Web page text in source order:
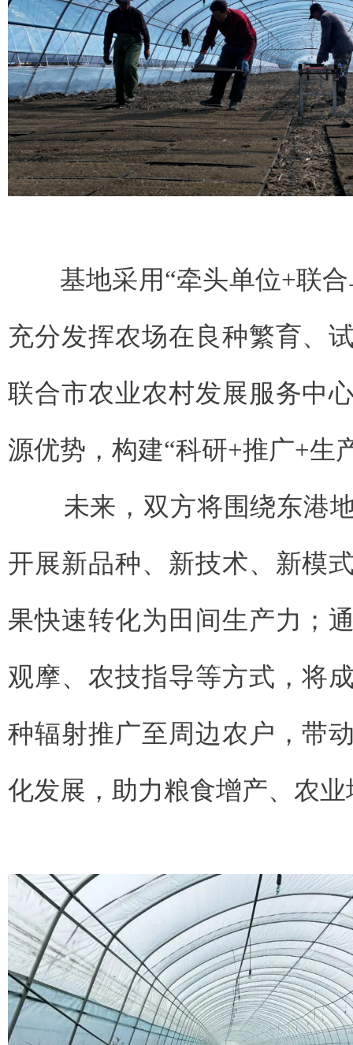
基地采用“牵头单位+联合
充分发挥农场在良种繁育、
联合市农业农村发展服务中
源优势，构建“科研+推广+生
未来，双方将围绕东港地
开展新品种、新技术、新模
果快速转化为田间生产力；
观摩、农技指导等方式，将
种辐射推广至周边农户，带
化发展，助力粮食增产、农